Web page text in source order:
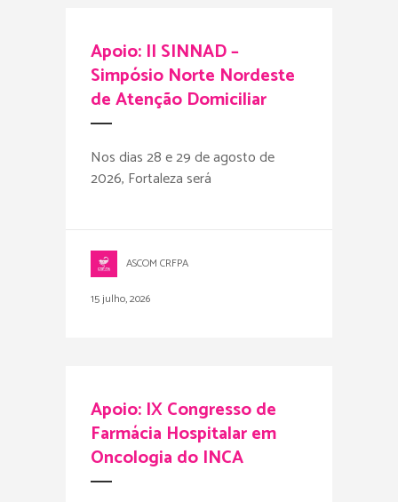
Apoio: II SINNAD –
Simpósio Norte Nordeste
de Atenção Domiciliar
Nos dias 28 e 29 de agosto de
2026, Fortaleza será
ASCOM CRFPA
15 julho, 2026
Apoio: IX Congresso de
Farmácia Hospitalar em
Oncologia do INCA